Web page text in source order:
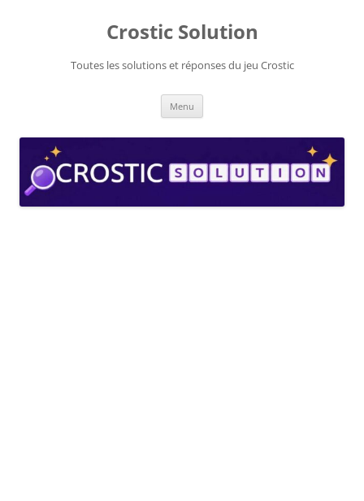
Crostic Solution
Toutes les solutions et réponses du jeu Crostic
Menu